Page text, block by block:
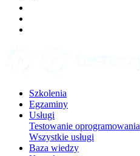
Szkolenia
Egzaminy
Usługi
Testowanie oprogramowania
Wszystkie usługi
Baza wiedzy